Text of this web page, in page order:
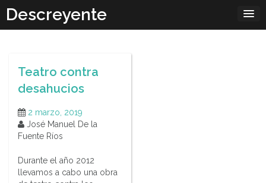
content
Descreyente
Teatro contra
desahucios
2 marzo, 2019
José Manuel De la
Fuente Ríos
Durante el año 2012
llevamos a cabo una obra